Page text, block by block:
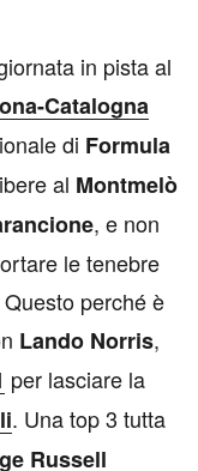
in pista al
Catalogna
di Formula
al Montmelò
, e non
le tenebre
perché è
Lando Norris,
per lasciare la
. Una top 3 tutta
Russell